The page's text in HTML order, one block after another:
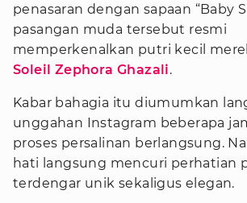
penasaran dengan sapaan “Baby
pasangan muda tersebut resmi
memperkenalkan putri kecil
Soleil Zephora Ghazali.
Kabar bahagia itu diumumkan
unggahan Instagram beberapa
proses persalinan berlangsung.
hati langsung mencuri perhatian
terdengar unik sekaligus elegan.